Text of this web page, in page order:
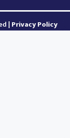
| Privacy Policy